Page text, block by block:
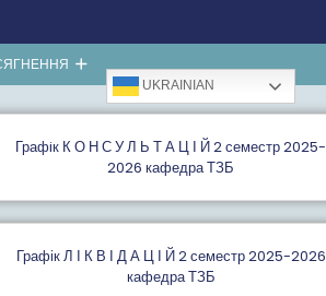
UKRAINIAN
Графiк К О Н С У Л Ь Т А Ц І Й 2 семестр 2025-
2026 кафедра ТЗБ
Графік Л І К В І Д А Ц І Й 2 семестр 2025-2026
кафедра ТЗБ